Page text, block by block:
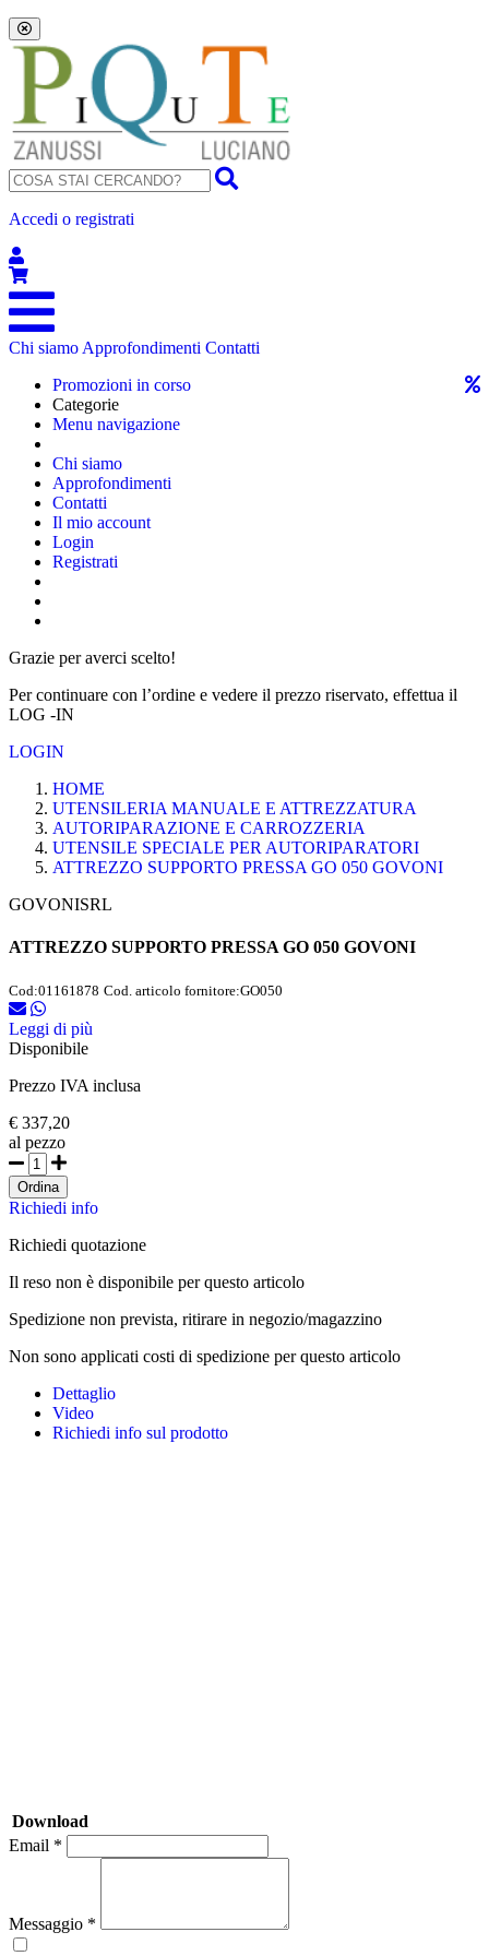
Accedi o registrati
Chi siamo Approfondimenti Contatti
Promozioni in corso
Categorie
Menu navigazione
Chi siamo
Approfondimenti
Contatti
Il mio account
Login
Registrati
Grazie per averci scelto!
Per continuare con l’ordine e vedere il prezzo riservato, effettua il
LOG -IN
LOGIN
HOME
UTENSILERIA MANUALE E ATTREZZATURA
AUTORIPARAZIONE E CARROZZERIA
UTENSILE SPECIALE PER AUTORIPARATORI
ATTREZZO SUPPORTO PRESSA GO 050 GOVONI
GOVONISRL
ATTREZZO SUPPORTO PRESSA GO 050 GOVONI
Cod:01161878 Cod. articolo fornitore:GO050
Leggi di più
Disponibile
Prezzo IVA inclusa
€ 337,20
al pezzo
Ordina
Richiedi info
Richiedi quotazione
Il reso non è disponibile per questo articolo
Spedizione non prevista, ritirare in negozio/magazzino
Non sono applicati costi di spedizione per questo articolo
Dettaglio
Video
Richiedi info sul prodotto
Download
Email *
Messaggio *